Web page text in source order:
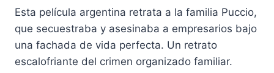
Esta película argentina retrata a la familia Puccio,
que secuestraba y asesinaba a empresarios bajo
una fachada de vida perfecta. Un retrato
escalofriante del crimen organizado familiar.